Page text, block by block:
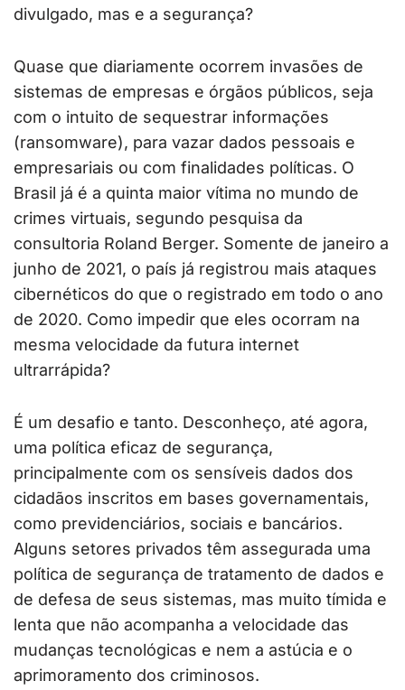
divulgado, mas e a segurança?
Quase que diariamente ocorrem invasões de
sistemas de empresas e órgãos públicos, seja
com o intuito de sequestrar informações
(ransomware), para vazar dados pessoais e
empresariais ou com finalidades políticas. O
Brasil já é a quinta maior vítima no mundo de
crimes virtuais, segundo pesquisa da
consultoria Roland Berger. Somente de janeiro a
junho de 2021, o país já registrou mais ataques
cibernéticos do que o registrado em todo o ano
de 2020. Como impedir que eles ocorram na
mesma velocidade da futura internet
ultrarrápida?
É um desafio e tanto. Desconheço, até agora,
uma política eficaz de segurança,
principalmente com os sensíveis dados dos
cidadãos inscritos em bases governamentais,
como previdenciários, sociais e bancários.
Alguns setores privados têm assegurada uma
política de segurança de tratamento de dados e
de defesa de seus sistemas, mas muito tímida e
lenta que não acompanha a velocidade das
mudanças tecnológicas e nem a astúcia e o
aprimoramento dos criminosos.